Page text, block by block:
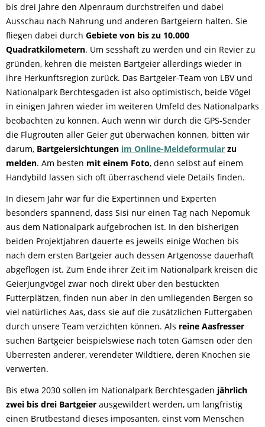
bis drei Jahre den Alpenraum durchstreifen und dabei
Ausschau nach Nahrung und anderen Bartgeiern halten. Sie
fliegen dabei durch Gebiete von bis zu 10.000
Quadratkilometern. Um sesshaft zu werden und ein Revier zu
gründen, kehren die meisten Bartgeier allerdings wieder in
ihre Herkunftsregion zurück. Das Bartgeier-Team von LBV und
Nationalpark Berchtesgaden ist also optimistisch, beide Vögel
in einigen Jahren wieder im weiteren Umfeld des Nationalparks
beobachten zu können. Auch wenn wir durch die GPS-Sender
die Flugrouten aller Geier gut überwachen können, bitten wir
darum, Bartgeiersichtungen im Online-Meldeformular zu
melden. Am besten mit einem Foto, denn selbst auf einem
Handybild lassen sich oft überraschend viele Details finden.
In diesem Jahr war für die Expertinnen und Experten
besonders spannend, dass Sisi nur einen Tag nach Nepomuk
aus dem Nationalpark aufgebrochen ist. In den bisherigen
beiden Projektjahren dauerte es jeweils einige Wochen bis
nach dem ersten Bartgeier auch dessen Artgenosse dauerhaft
abgeflogen ist. Zum Ende ihrer Zeit im Nationalpark kreisen die
Geierjungvögel zwar noch direkt über den bestückten
Futterplätzen, finden nun aber in den umliegenden Bergen so
viel natürliches Aas, dass sie auf die zusätzlichen Futtergaben
durch unsere Team verzichten können. Als reine Aasfresser
suchen Bartgeier beispielswiese nach toten Gämsen oder den
Überresten anderer, verendeter Wildtiere, deren Knochen sie
verwerten.
Bis etwa 2030 sollen im Nationalpark Berchtesgaden jährlich
zwei bis drei Bartgeier ausgewildert werden, um langfristig
einen Brutbestand dieses imposanten, einst vom Menschen